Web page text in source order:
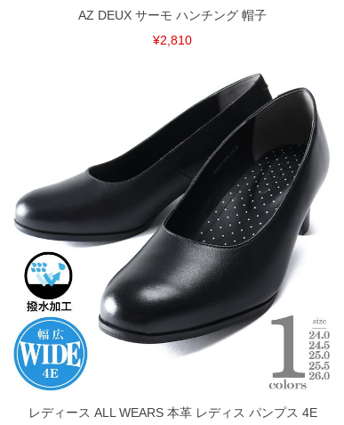
AZ DEUX サーモ ハンチング 帽子
¥2,810
レディース ALL WEARS 本革 レディス パンプス 4E